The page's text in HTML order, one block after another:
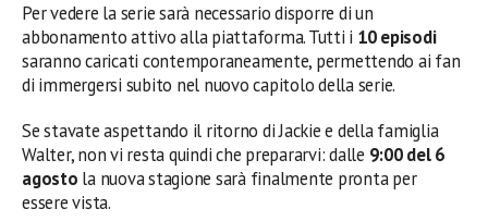
Per vedere la serie sarà necessario disporre di un
abbonamento attivo alla piattaforma. Tutti i 10 episodi
saranno caricati contemporaneamente, permettendo ai fan
di immergersi subito nel nuovo capitolo della serie.
Se stavate aspettando il ritorno di Jackie e della famiglia
Walter, non vi resta quindi che prepararvi: dalle 9:00 del 6
agosto la nuova stagione sarà finalmente pronta per
essere vista.